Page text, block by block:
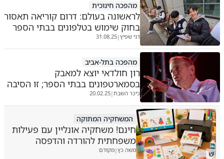
מהפכה חינוכית
לראשונה בעולם: דרום קוריאה תאסור
בחוק שימוש בטלפונים בבתי הספר
דני שפיץ|
31.08.25
מהפכה בתל-אביב
רון חולדאי יוצא למאבק
בסמארטפונים בבתי הספר; זו הסיבה
כיכר השבת|
20.02.25
ש
המשחקיה המתוקה
חינם! משחקיה אונליין עם פעילות
משפחתית להורדה והדפסה
משה כץ|מקודם